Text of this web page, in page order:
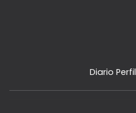
Diario Perfil